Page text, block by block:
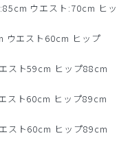
ウエスト:70cm ヒッ
ウエスト60cm ヒップ
スト59cm ヒップ88cm
スト60cm ヒップ89cm
スト60cm ヒップ89cm